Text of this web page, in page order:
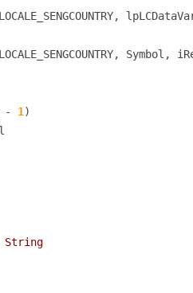
LOCALE_SENGCOUNTRY,
-
1 )
String